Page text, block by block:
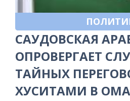
САУДОВСКАЯ
ОПРОВЕРГАЕТ
ТАЙНЫХ
ХУСИТАМИ В